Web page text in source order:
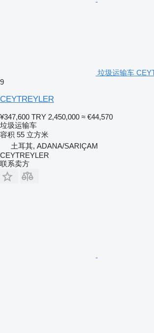
垃圾运输车
9
CEYTREYLER
¥347,600 TRY 2,450,000 ≈ €44,570
垃圾运输车
容积 55 立方米
土耳其, ADANA/SARIÇAM
CEYTREYLER
联系卖方